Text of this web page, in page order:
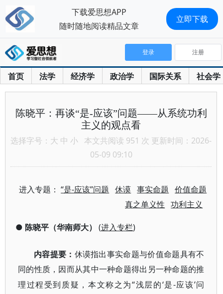
首页 法学 经济学 政治学 国际关系 社会学
登录 注册
陈晓平：再谈“是-应该”问题——从系统功利
主义的观点看
选择字号： 大 中 小 本文共阅读 951 次 更新时间：2026-
05-09 09:10
进入专题：“是-应该”问题 休谟 事实命题
价值命题
真之单义性
功利主义
● 陈晓平（华南师大） (进入专栏)
内容提要： 休谟指出事实命题与价值命题具有不
同的性质，因而从其中一种命题得出另一种命题的推
理过程受到质疑，本文称之为“浅层的‘是-应该’问
下载爱思想APP
随时随地阅读精品文章
立即下载